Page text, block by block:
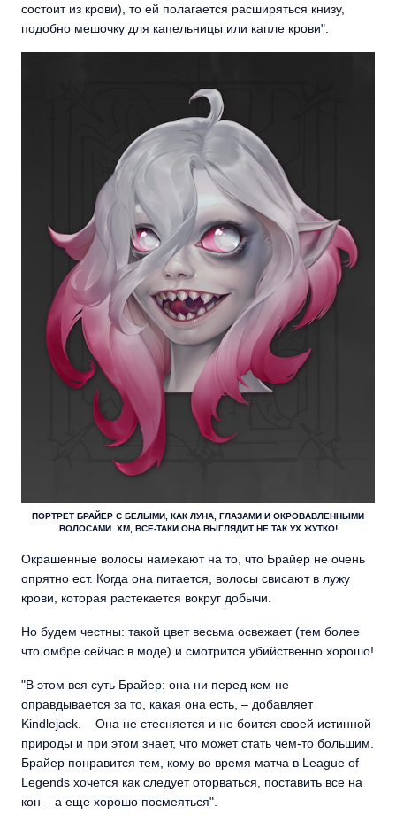
состоит из крови), то ей полагается расширяться книзу,
подобно мешочку для капельницы или капле крови".
ПОРТРЕТ БРАЙЕР С БЕЛЫМИ, КАК ЛУНА, ГЛАЗАМИ И ОКРОВАВЛЕННЫМИ
ВОЛОСАМИ. ХМ, ВСЕ-ТАКИ ОНА ВЫГЛЯДИТ НЕ ТАК УХ ЖУТКО!
Окрашенные волосы намекают на то, что Брайер не очень
опрятно ест. Когда она питается, волосы свисают в лужу
крови, которая растекается вокруг добычи.
Но будем честны: такой цвет весьма освежает (тем более
что омбре сейчас в моде) и смотрится убийственно хорошо!
"В этом вся суть Брайер: она ни перед кем не
оправдывается за то, какая она есть, – добавляет
Kindlejack. – Она не стесняется и не боится своей истинной
природы и при этом знает, что может стать чем-то большим.
Брайер понравится тем, кому во время матча в League of
Legends хочется как следует оторваться, поставить все на
кон – а еще хорошо посмеяться".